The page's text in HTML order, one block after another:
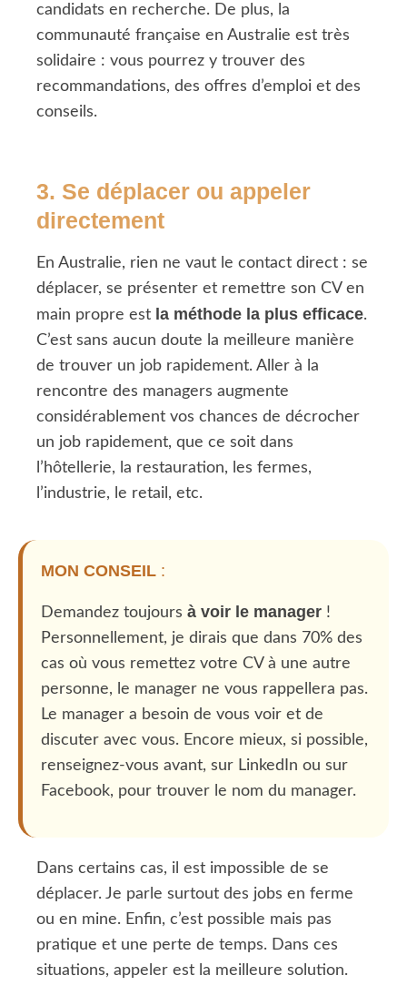
candidats en recherche. De plus, la
communauté française en Australie est très
solidaire : vous pourrez y trouver des
recommandations, des offres d’emploi et des
conseils.
3. Se déplacer ou appeler
directement
En Australie, rien ne vaut le contact direct : se
déplacer, se présenter et remettre son CV en
main propre est la méthode la plus efficace.
C’est sans aucun doute la meilleure manière
de trouver un job rapidement. Aller à la
rencontre des managers augmente
considérablement vos chances de décrocher
un job rapidement, que ce soit dans
l’hôtellerie, la restauration, les fermes,
l’industrie, le retail, etc.
MON CONSEIL :
Demandez toujours à voir le manager !
Personnellement, je dirais que dans 70% des
cas où vous remettez votre CV à une autre
personne, le manager ne vous rappellera pas.
Le manager a besoin de vous voir et de
discuter avec vous. Encore mieux, si possible,
renseignez-vous avant, sur LinkedIn ou sur
Facebook, pour trouver le nom du manager.
Dans certains cas, il est impossible de se
déplacer. Je parle surtout des jobs en ferme
ou en mine. Enfin, c’est possible mais pas
pratique et une perte de temps. Dans ces
situations, appeler est la meilleure solution.